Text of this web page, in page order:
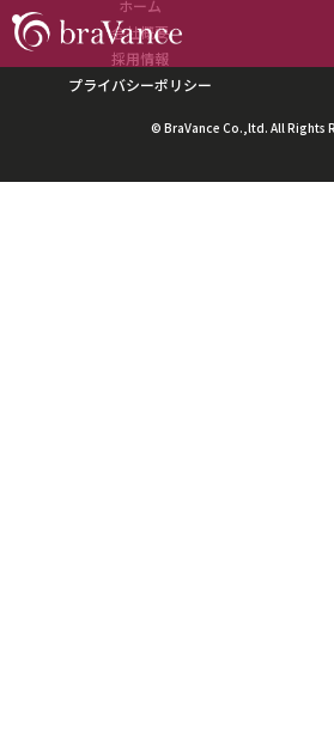
【PR TIMES】「インフラエンジニア」に関す
表いたしました！
ホーム
会社概要
採用情報
プライバシーポリシー
© BraVance Co.,ltd. All Rights